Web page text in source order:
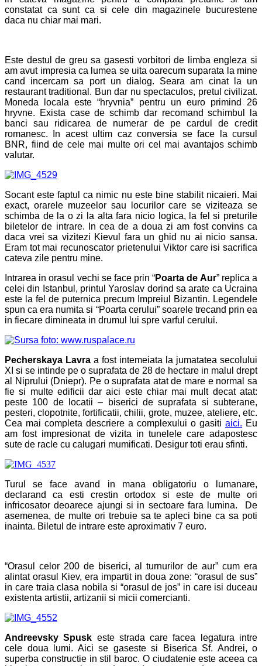
constatat ca sunt ca si cele din magazinele bucurestene
daca nu chiar mai mari.
Este destul de greu sa gasesti vorbitori de limba engleza si
am avut impresia ca lumea se uita oarecum suparata la mine
cand incercam sa port un dialog. Seara am cinat la un
restaurant traditional. Bun dar nu spectaculos, pretul civilizat.
Moneda locala este “hryvnia” pentru un euro primind 26
hryvne. Exista case de schimb dar recomand schimbul la
banci sau ridicarea de numerar de pe cardul de credit
romanesc. In acest ultim caz conversia se face la cursul
BNR, fiind de cele mai multe ori cel mai avantajos schimb
valutar.
Socant este faptul ca nimic nu este bine stabilit nicaieri. Mai
exact, orarele muzeelor sau locurilor care se viziteaza se
schimba de la o zi la alta fara nicio logica, la fel si preturile
biletelor de intrare. In cea de a doua zi am fost convins ca
daca vrei sa vizitezi Kievul fara un ghid nu ai nicio sansa.
Eram tot mai recunoscator prietenului Viktor care isi sacrifica
cateva zile pentru mine.
Intrarea in orasul vechi se face prin “Poarta de Aur” replica a
celei din Istanbul, printul Yaroslav dorind sa arate ca Ucraina
este la fel de puternica precum Impreiul Bizantin. Legendele
spun ca era numita si “Poarta cerului” soarele trecand prin ea
in fiecare dimineata in drumul lui spre varful cerului.
Pecherskaya Lavra a fost intemeiata la jumatatea secolului
XI si se intinde pe o suprafata de 28 de hectare in malul drept
al Niprului (Dniepr). Pe o suprafata atat de mare e normal sa
fie si multe edificii dar aici este chiar mai mult decat atat:
peste 100 de locatii – biserici de suprafata si subterane,
pesteri, clopotnite, fortificatii, chilii, grote, muzee, ateliere, etc.
Cea mai completa descriere a complexului o gasiti aici. Eu
am fost impresionat de vizita in tunelele care adapostesc
sute de racle cu calugari mumificati. Desigur toti erau sfinti.
Turul se face avand in mana obligatoriu o lumanare,
declarand ca esti crestin ortodox si este de multe ori
infricosator deoarece ajungi si in sectoare fara lumina. De
asemenea, de multe ori trebuie sa te apleci bine ca sa poti
inainta. Biletul de intrare este aproximativ 7 euro.
“Orasul celor 200 de biserici, al turnurilor de aur” cum era
alintat orasul Kiev, era impartit in doua zone: “orasul de sus”
in care traia clasa nobila si “orasul de jos” in care isi duceau
existenta artistii, artizanii si micii comercianti.
Andreevsky Spusk este strada care facea legatura intre
cele doua lumi. Aici se gaseste si Biserica Sf. Andrei, o
superba constructie in stil baroc. O ciudatenie este aceea ca